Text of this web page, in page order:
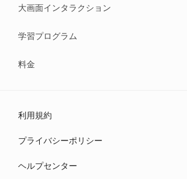
大画面インタラクション
学習プログラム
料金
利用規約
プライバシーポリシー
ヘルプセンター